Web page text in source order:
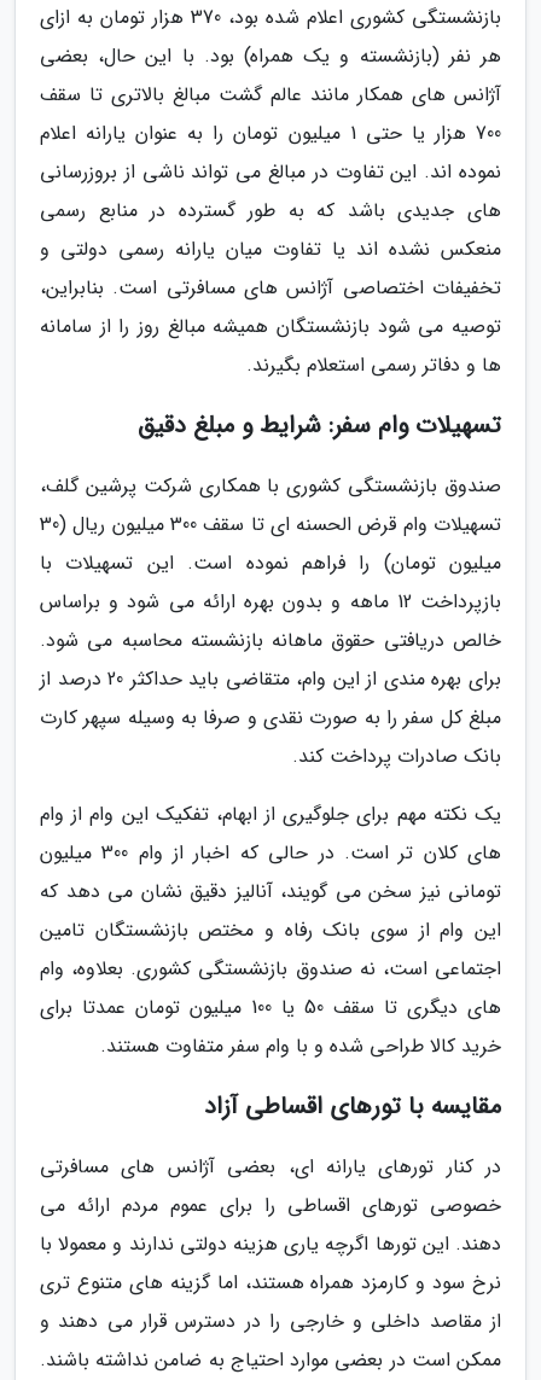
بازنشستگی کشوری اعلام شده بود، 370 هزار تومان به ازای
هر نفر (بازنشسته و یک همراه) بود. با این حال، بعضی
آژانس های همکار مانند عالم گشت مبالغ بالاتری تا سقف
700 هزار یا حتی 1 میلیون تومان را به عنوان یارانه اعلام
نموده اند. این تفاوت در مبالغ می تواند ناشی از بروزرسانی
های جدیدی باشد که به طور گسترده در منابع رسمی
منعکس نشده اند یا تفاوت میان یارانه رسمی دولتی و
تخفیفات اختصاصی آژانس های مسافرتی است. بنابراین،
توصیه می شود بازنشستگان همیشه مبالغ روز را از سامانه
ها و دفاتر رسمی استعلام بگیرند.
تسهیلات وام سفر: شرایط و مبلغ دقیق
صندوق بازنشستگی کشوری با همکاری شرکت پرشین گلف،
تسهیلات وام قرض الحسنه ای تا سقف 300 میلیون ریال (30
میلیون تومان) را فراهم نموده است. این تسهیلات با
بازپرداخت 12 ماهه و بدون بهره ارائه می شود و براساس
خالص دریافتی حقوق ماهانه بازنشسته محاسبه می شود.
برای بهره مندی از این وام، متقاضی باید حداکثر 20 درصد از
مبلغ کل سفر را به صورت نقدی و صرفا به وسیله سپهر کارت
بانک صادرات پرداخت کند.
یک نکته مهم برای جلوگیری از ابهام، تفکیک این وام از وام
های کلان تر است. در حالی که اخبار از وام 300 میلیون
تومانی نیز سخن می گویند، آنالیز دقیق نشان می دهد که
این وام از سوی بانک رفاه و مختص بازنشستگان تامین
اجتماعی است، نه صندوق بازنشستگی کشوری. بعلاوه، وام
های دیگری تا سقف 50 یا 100 میلیون تومان عمدتا برای
خرید کالا طراحی شده و با وام سفر متفاوت هستند.
مقایسه با تورهای اقساطی آزاد
در کنار تورهای یارانه ای، بعضی آژانس های مسافرتی
خصوصی تورهای اقساطی را برای عموم مردم ارائه می
دهند. این تورها اگرچه یاری هزینه دولتی ندارند و معمولا با
نرخ سود و کارمزد همراه هستند، اما گزینه های متنوع تری
از مقاصد داخلی و خارجی را در دسترس قرار می دهند و
ممکن است در بعضی موارد احتیاج به ضامن نداشته باشند.